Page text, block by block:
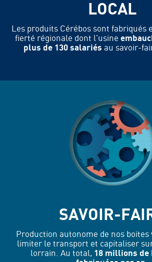
LOCAL
Les produits Cérébos sont fabriqués
fierté régionale dont l’usine
plus de 130 salariés au savoir-
SAVOIR-
Production autonome de nos boites
limiter le transport et capitaliser
lorrain. Au total, 18 millions de